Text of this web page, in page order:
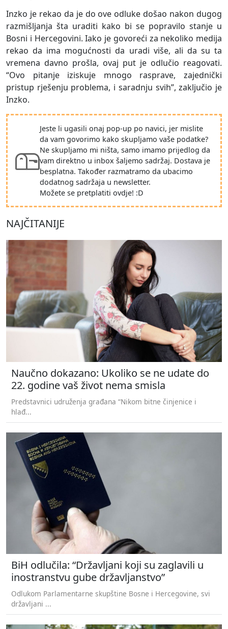
Inzko je rekao da je do ove odluke došao nakon dugog
razmišljanja šta uraditi kako bi se popravilo stanje u
Bosni i Hercegovini. Iako je govoreći za nekoliko medija
rekao da ima mogućnosti da uradi više, ali da su ta
vremena davno prošla, ovaj put je odlučio reagovati.
“Ovo pitanje iziskuje mnogo rasprave, zajednički
pristup rješenju problema, i saradnju svih”, zaključio je
Inzko.
Jeste li ugasili onaj pop-up po navici, jer mislite
da vam govorimo kako skupljamo vaše podatke?
Ne skupljamo mi ništa, samo imamo prijedlog da
vam direktno u inbox šaljemo sadržaj. Dostava je
besplatna. Također razmatramo da ubacimo
dodatnog sadržaja u newsletter.
Možete se pretplatiti ovdje! :D
NAJČITANIJE
Naučno dokazano: Ukoliko se ne udate do
22. godine vaš život nema smisla
Predstavnici udruženja građana “Nikom bitne činjenice i
hlađ...
BiH odlučila: “Državljani koji su zaglavili u
inostranstvu gube državljanstvo”
Odlukom Parlamentarne skupštine Bosne i Hercegovine, svi
državljani ...